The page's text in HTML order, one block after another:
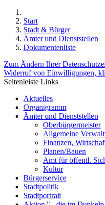
Start
Stadt & Bürger
Ämter und Dienststellen
Dokumentenliste
Zum Ändern Ihrer
Widerruf von Einwilligungen,
Seitenleiste Links
Aktuelles
Organigramm
Ämter und Dienststellen
Oberbürgermeister
Allgemeine
Finanzen,
Planen/Bauen
Amt für öffentl.
Kultur
Bürgerservice
Stadtpolitik
Stadtportrait